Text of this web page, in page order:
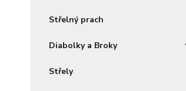
Střelný prach
Diabolky a Broky
Střely